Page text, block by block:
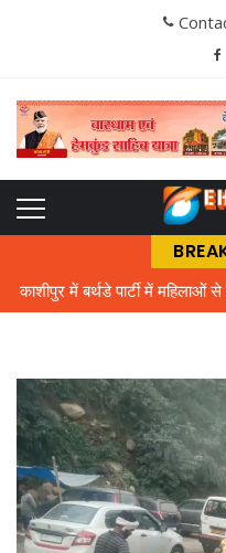
काशीपुर में बर्थडे पार्टी में महिलाओं
बिल चुकाने पर तो बिजली मिल नहीं
एमबीपीजी कॉलेज में प्रवेश
जमा